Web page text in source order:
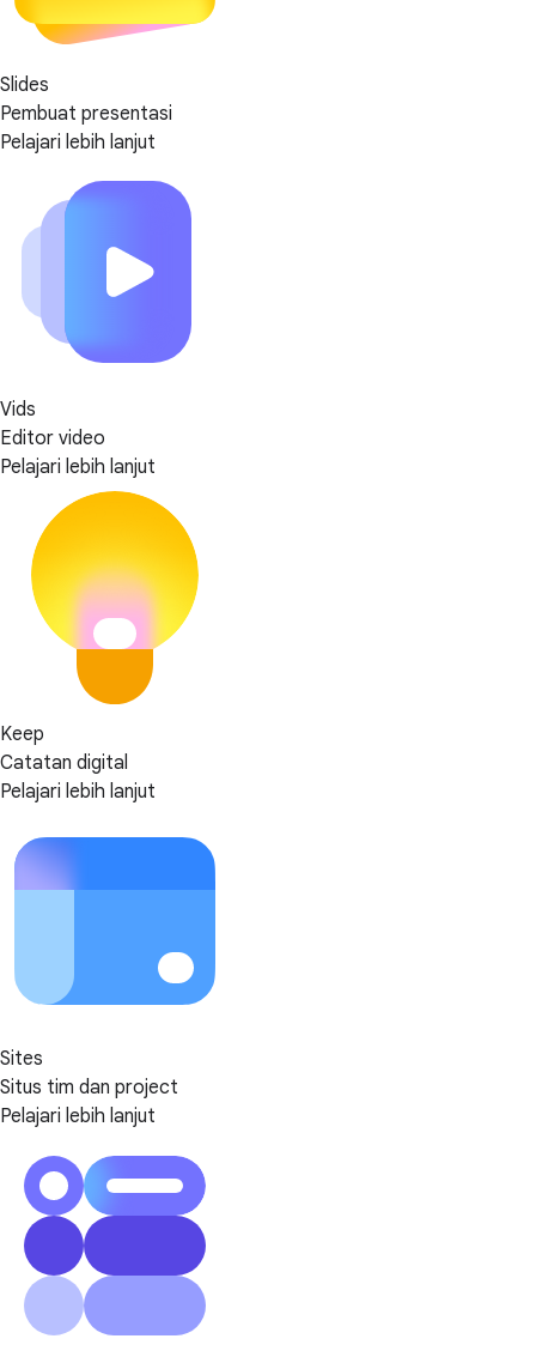
Slides
Pembuat presentasi
Pelajari lebih lanjut
Vids
Editor video
Pelajari lebih lanjut
Keep
Catatan digital
Pelajari lebih lanjut
Sites
Situs tim dan project
Pelajari lebih lanjut